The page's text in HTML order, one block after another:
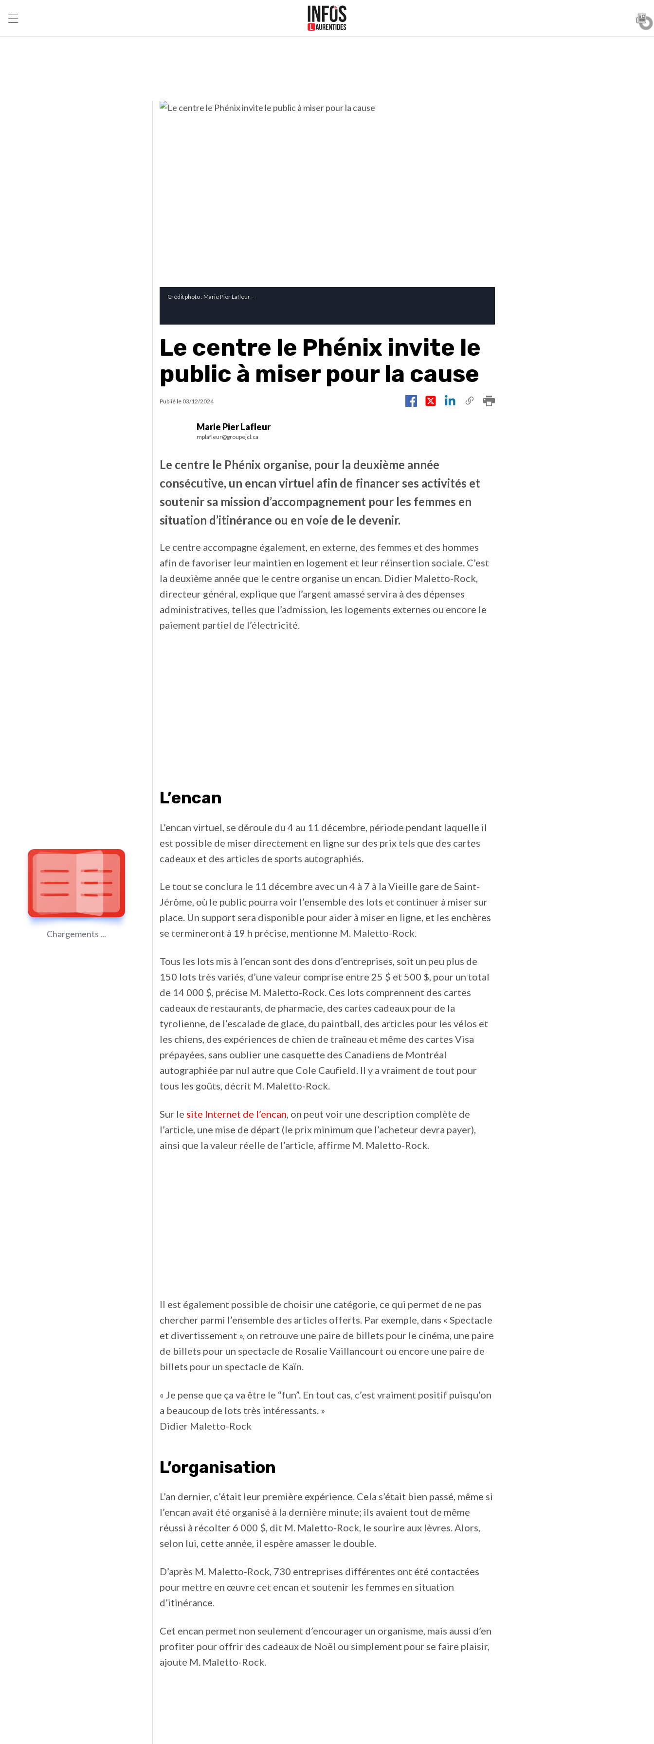
Chargements ...
Crédit photo : Marie Pier Lafleur –
Le centre le Phénix invite le
public à miser pour la cause
Publié le 03/12/2024
Marie Pier Lafleur
mplafleur@groupejcl.ca
Le centre le Phénix organise, pour la deuxième année
consécutive, un encan virtuel afin de financer ses activités et
soutenir sa mission d’accompagnement pour les femmes en
situation d’itinérance ou en voie de le devenir.
Le centre accompagne également, en externe, des femmes et des hommes
afin de favoriser leur maintien en logement et leur réinsertion sociale. C’est
la deuxième année que le centre organise un encan. Didier Maletto-Rock,
directeur général, explique que l’argent amassé servira à des dépenses
administratives, telles que l’admission, les logements externes ou encore le
paiement partiel de l’électricité.
L’encan
L’encan virtuel, se déroule du 4 au 11 décembre, période pendant laquelle il
est possible de miser directement en ligne sur des prix tels que des cartes
cadeaux et des articles de sports autographiés.
Le tout se conclura le 11 décembre avec un 4 à 7 à la Vieille gare de Saint-
Jérôme, où le public pourra voir l’ensemble des lots et continuer à miser sur
place. Un support sera disponible pour aider à miser en ligne, et les enchères
se termineront à 19 h précise, mentionne M. Maletto-Rock.
Tous les lots mis à l’encan sont des dons d’entreprises, soit un peu plus de
150 lots très variés, d’une valeur comprise entre 25 $ et 500 $, pour un total
de 14 000 $, précise M. Maletto-Rock. Ces lots comprennent des cartes
cadeaux de restaurants, de pharmacie, des cartes cadeaux pour de la
tyrolienne, de l’escalade de glace, du paintball, des articles pour les vélos et
les chiens, des expériences de chien de traîneau et même des cartes Visa
prépayées, sans oublier une casquette des Canadiens de Montréal
autographiée par nul autre que Cole Caufield. Il y a vraiment de tout pour
tous les goûts, décrit M. Maletto-Rock.
Sur le site Internet de l’encan , on peut voir une description complète de
l’article, une mise de départ (le prix minimum que l’acheteur devra payer),
ainsi que la valeur réelle de l’article, affirme M. Maletto-Rock.
Il est également possible de choisir une catégorie, ce qui permet de ne pas
chercher parmi l’ensemble des articles offerts. Par exemple, dans « Spectacle
et divertissement », on retrouve une paire de billets pour le cinéma, une paire
de billets pour un spectacle de Rosalie Vaillancourt ou encore une paire de
billets pour un spectacle de Kaïn.
« Je pense que ça va être le “fun”. En tout cas, c’est vraiment positif puisqu’on
a beaucoup de lots très intéressants. »
Didier Maletto-Rock
L’organisation
L’an dernier, c’était leur première expérience. Cela s’était bien passé, même si
l’encan avait été organisé à la dernière minute; ils avaient tout de même
réussi à récolter 6 000 $, dit M. Maletto-Rock, le sourire aux lèvres. Alors,
selon lui, cette année, il espère amasser le double.
D’après M. Maletto-Rock, 730 entreprises différentes ont été contactées
pour mettre en œuvre cet encan et soutenir les femmes en situation
d’itinérance.
Cet encan permet non seulement d’encourager un organisme, mais aussi d’en
profiter pour offrir des cadeaux de Noël ou simplement pour se faire plaisir,
ajoute M. Maletto-Rock.